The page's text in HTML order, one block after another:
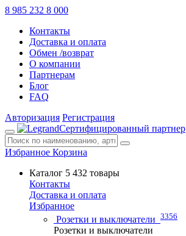
8 985 232 8 000
Контакты
Доставка и оплата
Обмен /возврат
О компании
Партнерам
Блог
FAQ
Авторизация Регистрация
Сертифицированный партнер
Избранное Корзина
Каталог 5 432 товары
Контакты
Доставка и оплата
Избранное
Розетки и выключатели 3356
Розетки и выключатели